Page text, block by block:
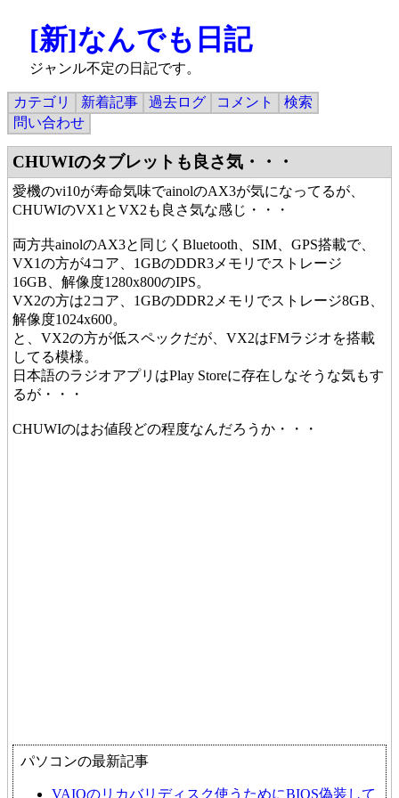
[新]なんでも日記
ジャンル不定の日記です。
カテゴリ 新着記事 過去ログ コメント
検索
問い合わせ
CHUWIのタブレットも良さ気・・・
愛機のvi10が寿命気味でainolのAX3が気になってるが、
CHUWIのVX1とVX2も良さ気な感じ・・・
両方共ainolのAX3と同じくBluetooth、SIM、GPS搭載で、
VX1の方が4コア、1GBのDDR3メモリでストレージ
16GB、解像度1280x800のIPS。
VX2の方は2コア、1GBのDDR2メモリでストレージ8GB、
解像度1024x600。
と、VX2の方が低スペックだが、VX2はFMラジオを搭載
してる模様。
日本語のラジオアプリはPlay Storeに存在しなそうな気もす
るが・・・
CHUWIのはお値段どの程度なんだろうか・・・
パソコンの最新記事
VAIOのリカバリディスク使うためにBIOS偽装して